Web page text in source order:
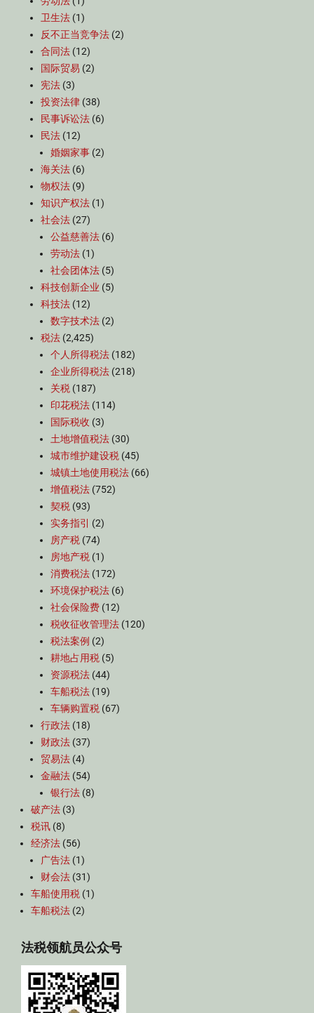
卫生法 (1)
反不正当竞争法 (2)
合同法 (12)
国际贸易 (2)
宪法 (3)
投资法律 (38)
民事诉讼法 (6)
民法 (12)
婚姻家事 (2)
海关法 (6)
物权法 (9)
知识产权法 (1)
社会法 (27)
公益慈善法 (6)
劳动法 (1)
社会团体法 (5)
科技创新企业 (5)
科技法 (12)
数字技术法 (2)
税法 (2,425)
个人所得税法 (182)
企业所得税法 (218)
关税 (187)
印花税法 (114)
国际税收 (3)
土地增值税法 (30)
城市维护建设税 (45)
城镇土地使用税法 (66)
增值税法 (752)
契税 (93)
实务指引
(2)
房产税 (74)
房地产税 (1)
消费税法 (172)
环境保护税法 (6)
社会保险费 (12)
税收征收管理法 (120)
税法案例 (2)
耕地占用税 (5)
资源税法 (44)
车船税法 (19)
车辆购置税 (67)
行政法 (18)
财政法 (37)
贸易法 (4)
金融法 (54)
银行法 (8)
破产法 (3)
税讯 (8)
经济法 (56)
广告法 (1)
财会法 (31)
车船使用税 (1)
车船税法 (2)
法税领航员公众号